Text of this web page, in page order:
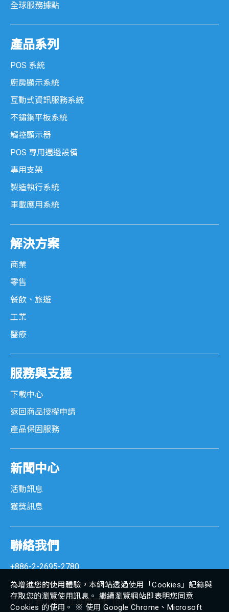
全球服務據點
產品系列
POS 系統
廚房顯示系統
互動式資訊服務系統
不鏽鋼平板系統
觸控顯示器
POS 專用週邊設備
專用支架
製造執行系統
車載應用系統
解決方案
商業
零售
餐飲、旅遊
工業
醫療
服務與支援
下載中心
返回商品授權申請
產品保固服務
新聞中心
活動訊息
獲獎訊息
聯絡我們
+886-2-2695-2780
marketing@senortech.com
22150 新北市汐止區康寧街 165 號
為增進您的使用體驗，本網站透過使用「Cookies」記錄與
存取您的瀏覽使用訊息。 繼續瀏覽網站即表明您同意
Cookies 的使用。 ※ 使用 Google Chrome、Microsoft